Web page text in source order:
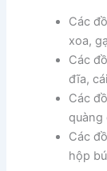
Các
xoa,
Các
đĩa,
Các
quàng
Các
hộp